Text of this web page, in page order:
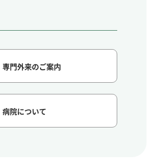
専門外来のご案内
病院について